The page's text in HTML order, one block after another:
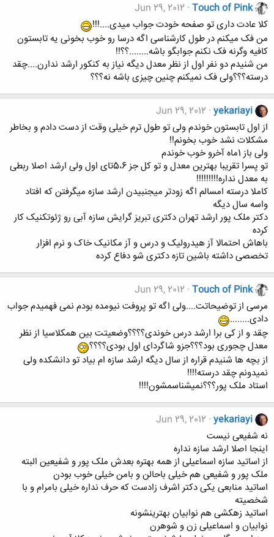
Touch of Pink
Jun 29, 2012
کلا عادت داری تو صفحه خودت جواب میدی....!!!
من فک میکنم در طول کارشناسی اگه درسا رو خوب بخونی یه تابستون
کافیه وگرنه فک نکنم جوابگو باشه........؟؟!!
من شنیدم دو نفر اول از نظر معدل دیگه نیاز به کنکور ارشد ندارن....چقد
درسته؟؟؟ولی فک نمیکنم چنین چیزی باشه نه؟؟؟
yekariayi
Jun 29, 2012
از اول تابستون خوندم ولی تو طول ترم خیلی وقت از دست دادم و بخاطر
مشکلات نشد خوب بخونم!!
ولی باز 1ماه آخرو خوب خوندم
تو پسرا تقریبا بهترین معدل و تو کل جز 5،6تای اول ولی ارشد اصلا ربطی
به معدل نداره!!!!!!!!!
کاملا درسته امسالم اگه زودتر میجنبیدن ارشد سازه میگرفتن که افتاد
واسه سال دیگه
دکتر ملک پور ارشد تهران دکتری تبریز گرایش سازه آبی رو ژئوتکنیک کار
کرده
باهاش احتمالا آز هیدرولیک و درس و آز مکانیک خاک و نرم افزار
تخصصی داشته باشین تازه دکتری شو دفاع کرده
Touch of Pink
Jun 29, 2012
مرسی از توضیحاتت....ولی اگه تو پروفت نیومده بودم نمی فهمیدم جواب
دادی........
چقد و از کی برا ارشد درس خوندی؟؟؟؟وضعیتت بین همکلاسیا از نظر
معدل چجوری بود؟؟؟جزو شاگردای اول بودی؟؟؟؟
از بچه ها شنیدم قراره از سال دیگه ارشد سازه ام بیاد تو دانشکده ولی
نمیدونم چقد درسته!!!!
استاد ملک پور؟؟؟نمیشناسمشون!!!!
yekariayi
Jun 29, 2012
نه شفیعی نیست
اینجا اصلا ارشد سازه نداره
از اساتید سازه اسماعیلی از همه بهتره بعدش ملک پور و شفیعین البته
ملک پور و شفیعی هم خیلی باحالن و بامن خیلی خوب بودن
اساتید منابعی یکی دکتر اشرف زادست که حرف نداره خیلی بامرام و با
شخصیته
اساتید زهکشی هم نوابیان بهترینشونه
نوابیان و اسماعیلی زن و شوهرن